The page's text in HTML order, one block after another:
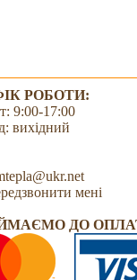
РОБОТИ:
9:00-17:00
вихідний
мені
ДО